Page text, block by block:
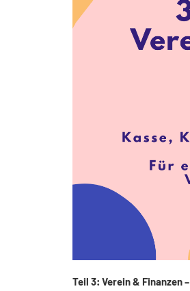
Teil 3: Verein & Finanzen